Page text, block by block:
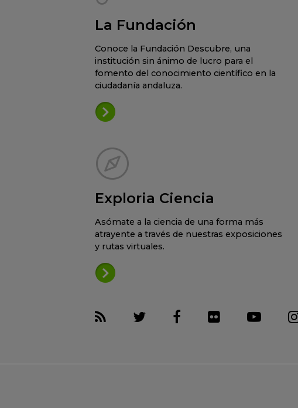
La Fundación
Conoce la Fundación Descubre, una
institución sin ánimo de lucro para el
fomento del conocimiento científico en la
ciudadanía andaluza.
Exploria Ciencia
Asómate a la ciencia de una forma más
atrayente a través de nuestras exposiciones
y rutas virtuales.